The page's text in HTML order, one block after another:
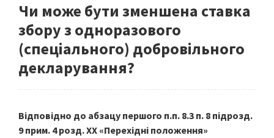
Чи може бути зменшена ставка
збору з одноразового
(спеціального) добровільного
декларування?
Відповідно до абзацу першого п.п. 8.3 п. 8 підрозд.
9 прим. 4 розд. XX «Перехідні положення»